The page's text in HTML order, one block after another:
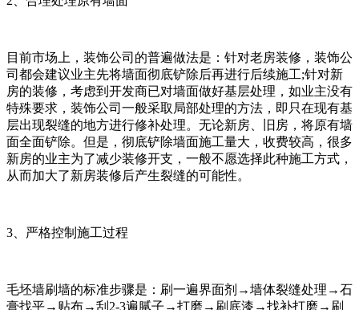
目前市场上，装饰公司的普遍做法是：针对老房装修，装饰公
司都会建议业主先将墙面彻底铲除后再进行后续施工;针对新
房的装修，考虑到开发商已对墙面做好基层处理，如业主没有
特殊要求，装饰公司一般采取局部处理的方法，即只在现有基
层出现裂缝的地方进行修补处理。无论新房、旧房，将原有墙
面全面铲除。但是，彻底铲除墙面施工量大，收费较高，很多
新房的业主为了减少装修开支，一般不愿选择此种施工方式，
从而加大了新房装修后产生裂缝的可能性。
3、严格控制施工过程
毛坯墙刷墙的标准步骤是：刷一遍界面剂→墙体裂缝处理→石
膏找平→贴布→刮2-3遍腻子→打磨→刷底漆→找补打磨→刷